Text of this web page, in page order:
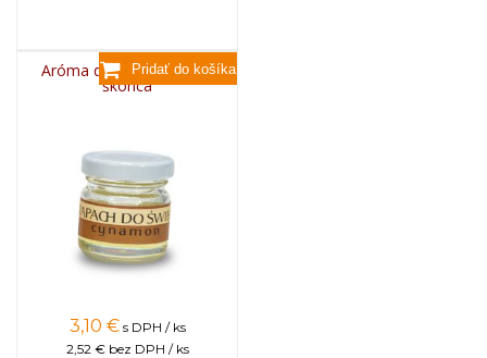
Aróma do sviečok, 25g -
škorica
3,10 € s DPH / ks
2,52 € bez DPH / ks